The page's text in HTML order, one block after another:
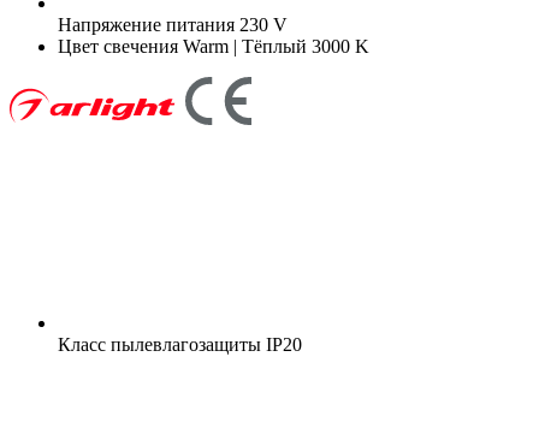
Напряжение питания 230 V
Цвет свечения Warm | Тёплый 3000 K
Класс пылевлагозащиты IP20